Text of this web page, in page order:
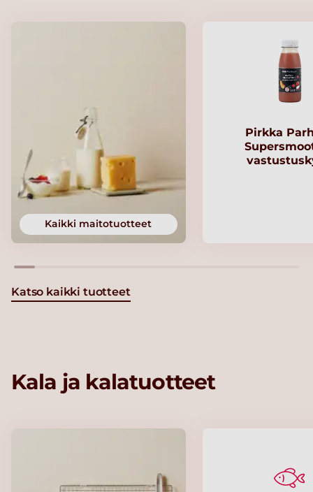
Kaikki maitotuotteet
Pirkka
Katso kaikki tuotteet
Kala ja kalatuotteet